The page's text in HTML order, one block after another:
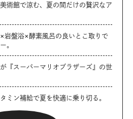
術館で涼む、夏の間だけの贅沢なア
岩盤浴×酵素風呂の良いとこ取りで
。
『スーパーマリオブラザーズ』の世
ミン補給で夏を快適に乗り切る。